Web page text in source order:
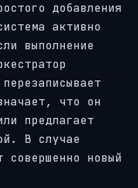
добавления
активно
выполнение
что он
предлагает
В случае
совершенно новый